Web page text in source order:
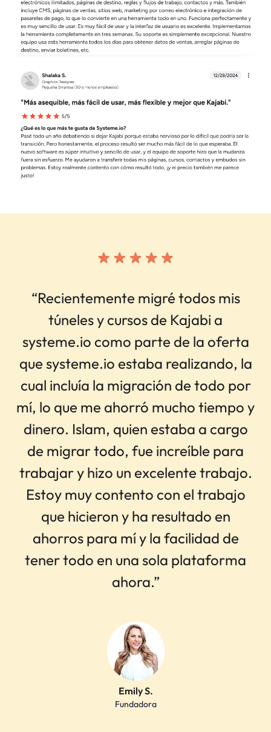
“Recientemente migré todos mis
túneles y cursos de Kajabi a
systeme.io como parte de la oferta
que systeme.io estaba realizando, la
cual incluía la migración de todo por
mí, lo que me ahorró mucho tiempo y
dinero. Islam, quien estaba a cargo
de migrar todo, fue increíble para
trabajar y hizo un excelente trabajo.
Estoy muy contento con el trabajo
que hicieron y ha resultado en
ahorros para mí y la facilidad de
tener todo en una sola plataforma
ahora.”
Emily S.
Fundadora